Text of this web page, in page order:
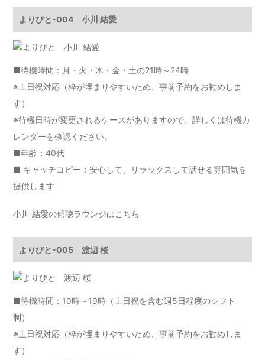
よりびと-004 小川 結愛
■待機時間：月・火・木・金・土の21時～24時
※土日祝対応（枠が埋まりやすいため、事前予約をお勧めしま
す）
※待機日時が変更されるケースがありますので、詳しくは待機カ
レンダーを確認ください。
■年齢：40代
■ キャッチコピー：安心して、リラックスして話せる雰囲気を
提供します
小川 結愛の傾聴ラウンジはこちら
よりびと-005 渡辺 桜
■待機時間：10時～19時（土日祝を含む週5日程度のシフト
制）
※土日祝対応（枠が埋まりやすいため、事前予約をお勧めしま
す）